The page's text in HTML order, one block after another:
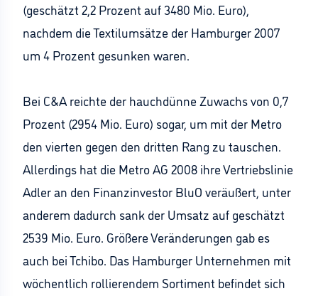
(geschätzt 2,2 Prozent auf 3480 Mio. Euro),
nachdem die Textilumsätze der Hamburger 2007
um 4 Prozent gesunken waren.
Bei C&A reichte der hauchdünne Zuwachs von 0,7
Prozent (2954 Mio. Euro) sogar, um mit der Metro
den vierten gegen den dritten Rang zu tauschen.
Allerdings hat die Metro AG 2008 ihre Vertriebslinie
Adler an den Finanzinvestor BluO veräußert, unter
anderem dadurch sank der Umsatz auf geschätzt
2539 Mio. Euro. Größere Veränderungen gab es
auch bei Tchibo. Das Hamburger Unternehmen mit
wöchentlich rollierendem Sortiment befindet sich